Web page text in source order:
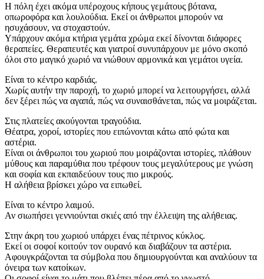
Η πόλη έχει ακόμα υπέροχους κήπους γεμάτους βότανα,
οπωροφόρα και λουλούδια. Εκεί οι άνθρωποι μπορούν να
ησυχάσουν, να στοχαστούν.
Υπάρχουν ακόμα κτήρια γεμάτα χρώμα εκεί δίνονται διάφορες
θεραπείες. Θεραπευτές και γιατροί συνυπάρχουν με μόνο σκοπό
όλοι στο μαγικό χωριό να νιώθουν αρμονικά και γεμάτοι υγεία.
Είναι το κέντρο καρδιάς.
Χωρίς αυτήν την παροχή, το χωριό μπορεί να λειτουργήσει, αλλά
δεν ξέρει πώς να αγαπά, πώς να συναισθάνεται, πώς να μοιράζεται.
Στις πλατείες ακούγονται τραγούδια.
Θέατρα, χοροί, ιστορίες που ειπώνονται κάτω από φώτα και
αστέρια.
Είναι οι άνθρωποι του χωριού που μοιράζονται ιστορίες, πλάθουν
μύθους και παραμύθια που τρέφουν τους μεγαλύτερους με γνώση
και σοφία και εκπαιδεύουν τους πιο μικρούς.
Η αλήθεια βρίσκει χώρο να ειπωθεί.
Είναι το κέντρο λαιμού.
Αν σιωπήσει γεννιούνται σκιές από την έλλειψη της αλήθειας.
Στην άκρη του χωριού υπάρχει ένας πέτρινος κύκλος.
Εκεί οι σοφοί κοιτούν τον ουρανό και διαβάζουν τα αστέρια.
Αφουγκράζονται τα σύμβολα που δημιουργούνται και αναλύουν τα
όνειρα των κατοίκων.